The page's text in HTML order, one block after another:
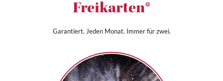
Freikarten*
Garantiert. Jeden Monat. Immer für zwei.